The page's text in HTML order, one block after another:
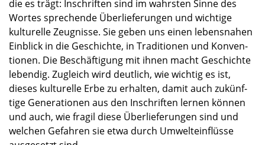
die es trägt: Inschrif­ten sind im wahrs­ten Sinne des
Wortes sprechende Überlie­fe­run­gen und wichtige
kultu­relle Zeugnisse. Sie geben uns einen lebens­na­hen
Einblick in die Geschichte, in Tradi­tio­nen und Konven­
tio­nen. Die Beschäf­ti­gung mit ihnen macht Geschichte
leben­dig. Zugleich wird deutlich, wie wichtig es ist,
dieses kultu­relle Erbe zu erhal­ten, damit auch zukünf­
tige Genera­tio­nen aus den Inschrif­ten lernen können
und auch, wie fragil diese Überlie­fe­run­gen sind und
welchen Gefah­ren sie etwa durch Umwelt­ein­flüsse